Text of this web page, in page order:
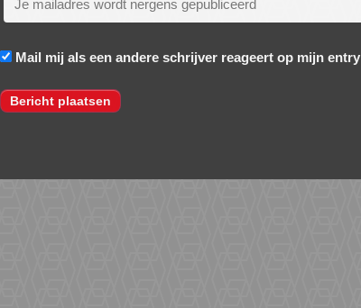
Mail mij als een andere schrijver reageert op mijn entry